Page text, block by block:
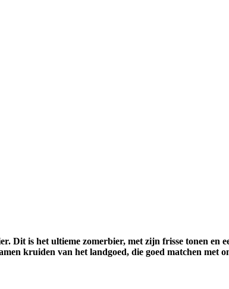
Dit is het ultieme zomerbier, met zijn frisse tonen
kruiden van het landgoed, die goed matchen met